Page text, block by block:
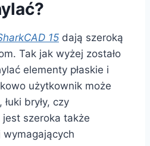
15 dają szeroką
Tak jak wyżej zostało
elementy płaskie i
użytkownik może
bryły, czy
szeroka także